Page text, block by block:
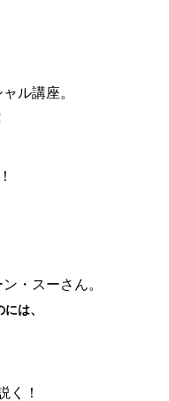
ル講座。
・スーさん。
は、
く！